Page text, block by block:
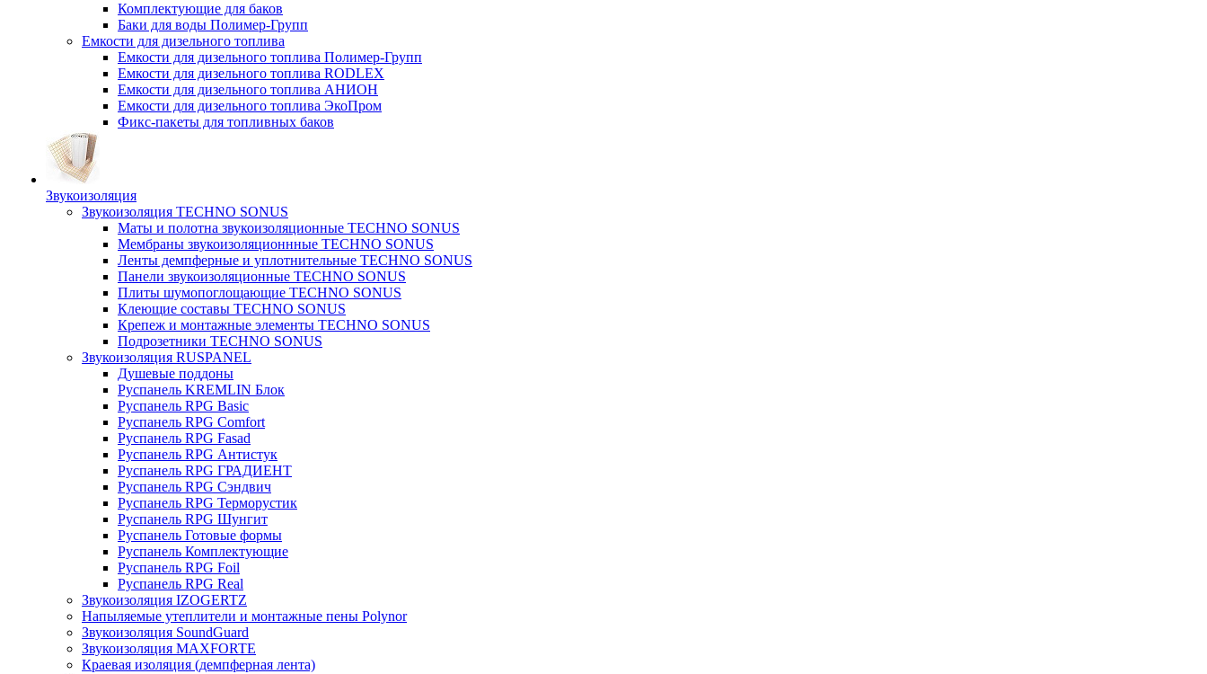
Комплектующие для баков
Баки для воды Полимер-Групп
Емкости для дизельного топлива
Емкости для дизельного топлива Полимер-Групп
Емкости для дизельного топлива RODLEX
Емкости для дизельного топлива АНИОН
Емкости для дизельного топлива ЭкоПром
Фикс-пакеты для топливных баков
Звукоизоляция
Звукоизоляция TECHNO SONUS
Маты и полотна звукоизоляционные TECHNO SONUS
Мембраны звукоизоляционнные TECHNO SONUS
Ленты демпферные и уплотнительные TECHNO SONUS
Панели звукоизоляционные TECHNO SONUS
Плиты шумопоглощающие TECHNO SONUS
Клеющие составы TECHNO SONUS
Крепеж и монтажные элементы TECHNO SONUS
Подрозетники TECHNO SONUS
Звукоизоляция RUSPANEL
Душевые поддоны
Руспанель KREMLIN Блок
Руспанель RPG Basic
Руспанель RPG Comfort
Руспанель RPG Fasad
Руспанель RPG Антистук
Руспанель RPG ГРАДИЕНТ
Руспанель RPG Сэндвич
Руспанель RPG Терморустик
Руспанель RPG Шунгит
Руспанель Готовые формы
Руспанель Комплектующие
Руспанель RPG Foil
Руспанель RPG Real
Звукоизоляция IZOGERTZ
Напыляемые утеплители и монтажные пены Polynor
Звукоизоляция SoundGuard
Звукоизоляция MAXFORTE
Краевая изоляция (демпферная лента)